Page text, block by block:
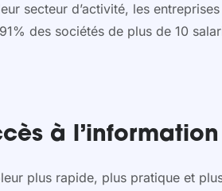
secteur d’activité, les
des sociétés de plus de 10
à l’information
plus rapide, plus pratique et